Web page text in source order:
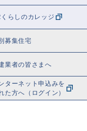
くらしのカレッジ
募集住宅
業者の皆さまへ
ターネット申込みを
た方へ（ログイン）